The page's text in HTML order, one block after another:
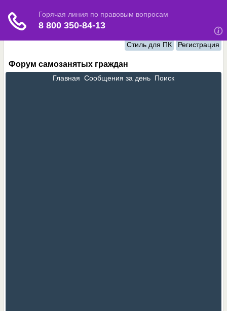
Стиль для ПК Регистрация
Форум самозанятых граждан
Главная Сообщения за день Поиск